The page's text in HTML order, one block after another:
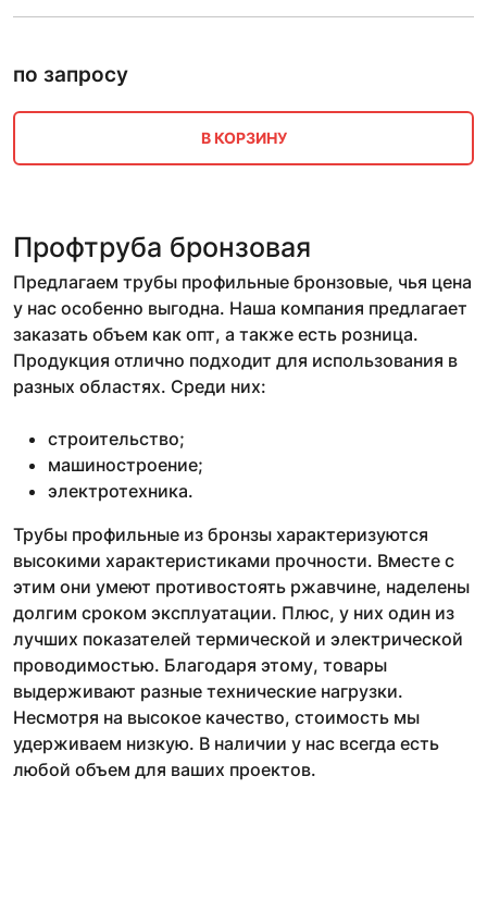
по запросу
В КОРЗИНУ
Профтруба бронзовая
Предлагаем трубы профильные бронзовые, чья цена
у нас особенно выгодна. Наша компания предлагает
заказать объем как опт, а также есть розница.
Продукция отлично подходит для использования в
разных областях. Среди них:
строительство;
машиностроение;
электротехника.
Трубы профильные из бронзы характеризуются
высокими характеристиками прочности. Вместе с
этим они умеют противостоять ржавчине, наделены
долгим сроком эксплуатации. Плюс, у них один из
лучших показателей термической и электрической
проводимостью. Благодаря этому, товары
выдерживают разные технические нагрузки.
Несмотря на высокое качество, стоимость мы
удерживаем низкую. В наличии у нас всегда есть
любой объем для ваших проектов.